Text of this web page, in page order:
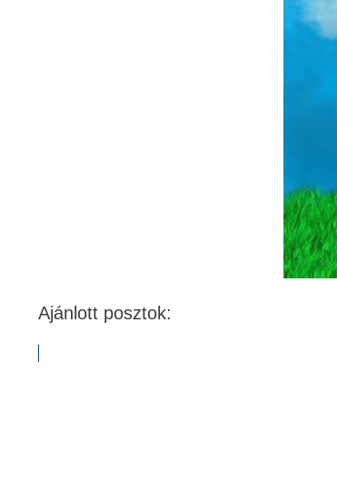
Ajánlott posztok: